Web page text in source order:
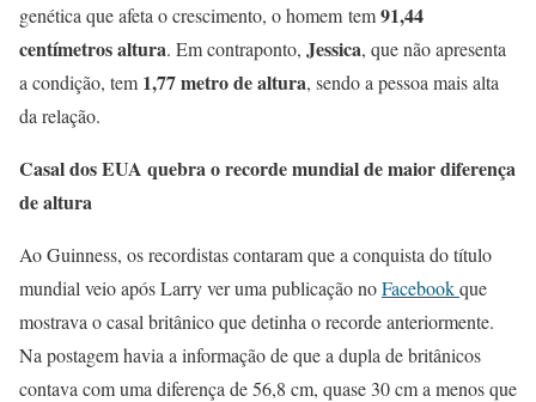
genética que afeta o crescimento, o homem tem91,44
centímetros altura. Em contraponto, Jessica, que não apresenta
a condição, tem 1,77 metro de altura, sendo a pessoa mais alta
da relação.
Casal dos EUA quebra o recorde mundial de maior diferença
de altura
Ao Guinness, os recordistas contaram que a conquista do título
mundial veio após Larry ver uma publicação noFacebookque
mostrava o casal britânico que detinha o recorde anteriormente.
Na postagem havia a informação de que a dupla de britânicos
contava com uma diferença de 56,8 cm, quase 30 cm a menos que